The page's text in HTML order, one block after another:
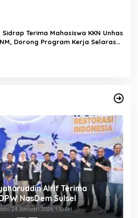
Sidrap Terima Mahasiswa KKN Unhas
Dorong Program Kerja Selaras
Alrif Terima
NasDem Sulsel
24 Januari 2026, 1:10 PM